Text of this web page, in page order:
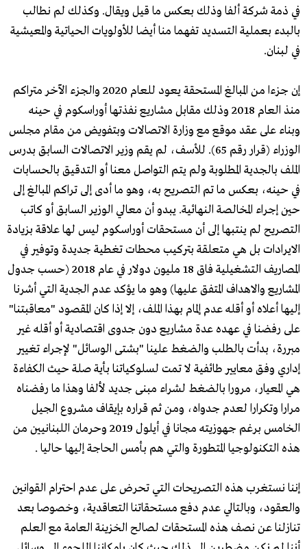
في ذمة شركة ألفا وذلك بعكس ما قيل ويقال. وكذلك لم نطالب
بالبدء بعملية التسديد تفهما منا أيضا للأولويات الحياتية والمعيشية
في لبنان.
إن جزءا من المبالغ المستحقة يعود للعام 2020 والجزء الآخر متراكم
منذ العام 2018 وذلك مقابل مشاريع نفذتها أوراسكوم في حينه
وبناء على عقد موقع مع وزارة الاتصالات وبتفويض من مقام مجلس
الوزراء (قرار رقم 65). للأسف، لم يقم وزير الاتصالات السابق بدرس
الملف بالجدية المطلوبة ولم يتم التواصل معنا أو التدقيق بالحسابات
في حينه، بعكس ما تم التصريح به، وهو ما أدى إلى تراكم المبالغ إلى
حين إجراء المخالصة النهائية. يبدو أن معالي الوزير السابق أو كاتب
التصريح لم ينتبها إلى أن مستحقات أوراسكوم ليس لها علاقة بزيادة
الايرادات بل هي متعلقة بتركيب محطات تغطية جديدة وتوفير في
المصاريف التشغيلية فاق 18 مليون دولار في عام 2018 (حسب جدول
المشاريع والاهداف المتفق عليها) وهو ما يؤكد عدم الجدية التي أشرنا
إليها أعلاه أو أقله عدم إلمام بهذا الملف، إلا إذا كان المقصود "معاقبتنا"
على رفضنا في عهده عدة مشاريع دون جدوى اقتصادية أو أقله غير
مبررة، بدأت بالطلب والضغط علينا "بشتى الوسائل" لإجراء تغيير
إداري وفق معايير طائفية لا تمت لسلوكياتنا بأية صلة حيث الكفاءة
هي المعيار، مرورا بالضغط لشراء مبنى جديد لألفا وهذا ما رفضناه
مرارا وتكرارا لعدم جدواه، ومن ثم قراره بإيقاف مشروع الجيل
الخامس برغم جهوزيته مجانا في أيلول 2019 وحرمان اللبنانيين من
هذه التكنولوجيا المتطورة والتي هم بأمس الحاجة إليها حاليا .
إننا نستغرب هذه التصريحات التي تحرض على عدم احترام القوانين
والعقود، وبالتالي عدم دفع مستحقاتنا التعاقدية، وخصوصا بعد
تنازلنا عن نصف هذه المستحقات لصالح الخزينة العامة مع العلم